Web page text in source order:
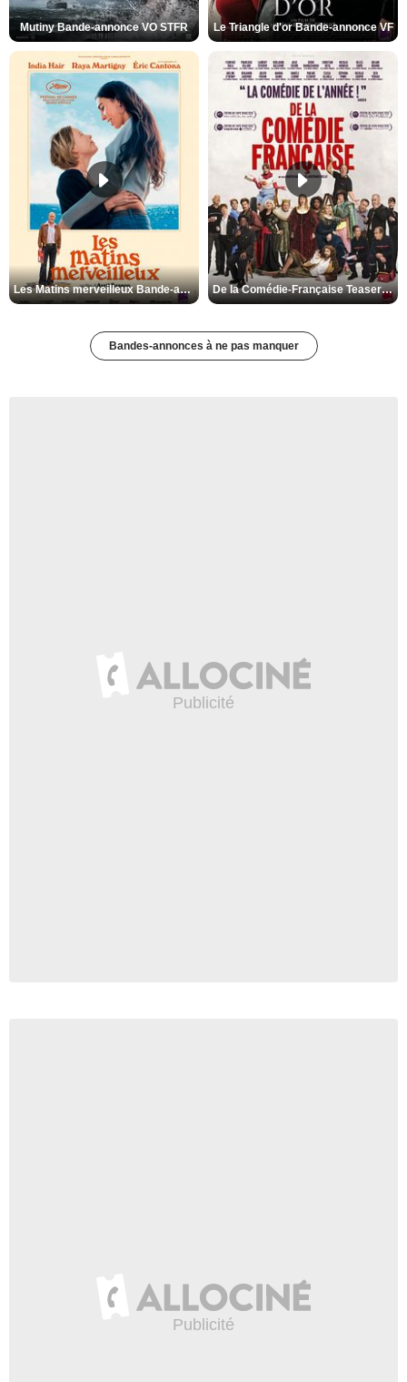
Mutiny Bande-annonce VO STFR Le Triangle d'or Bande-annonce VF
Les Matins merveilleux Bande-annonce VF De la Comédie-Française Teaser VF
Bandes-annonces à ne pas manquer